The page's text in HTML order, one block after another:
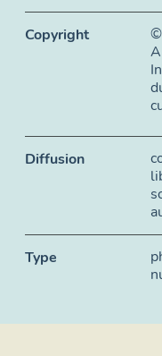
Copyright
Diffusion
Type